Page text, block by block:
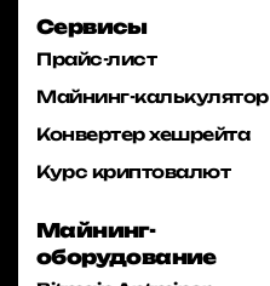
Сервисы
Прайс-лист
Майнинг-калькулятор
Конвертер хешрейта
Курс криптовалют
Майнинг-
оборудование